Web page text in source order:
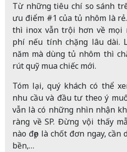
Từ những tiêu chí so sánh
ưu điểm #1 của tủ nhôm là
thì inox vẫn trội hơn về mọi
phí nếu tính chặng lâu dài.
năm mà dùng tủ nhôm thì
rút quỹ mua chiếc mới.
Tóm lại, quý khách có thể
nhu cầu và đầu tư theo ý
vẫn là có những nhìn nhận
ràng về SP. Đừng vội thấy
nào đẹp là chốt đơn ngay,
bền,…